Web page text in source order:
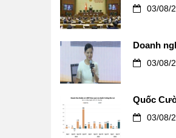
03/08/
Doanh
03/08/
Quốc
03/08/